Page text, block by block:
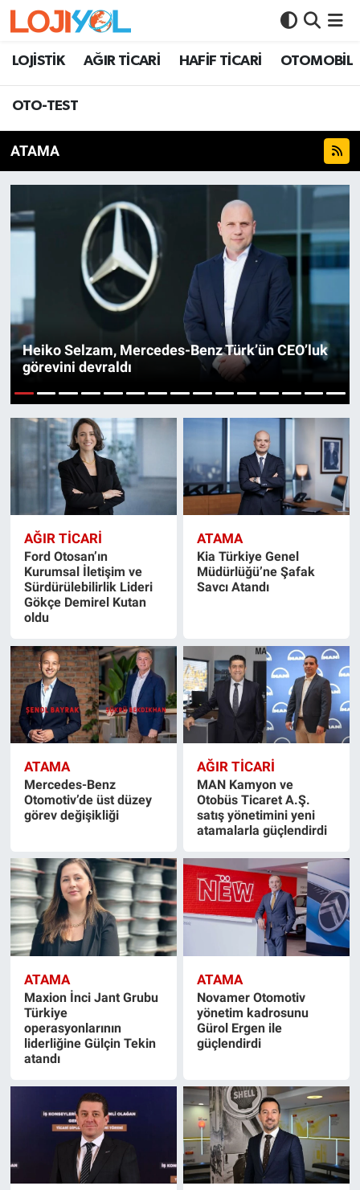
LOJİSTİK AĞIR TİCARİ HAFİF TİCARİ OTOMOBİL
OTO-TEST
ATAMA
Heiko Selzam, Mercedes-Benz Türk’ün CEO’luk
görevini devraldı
1
AĞIR TİCARİ
Ford Otosan’ın
Kurumsal İletişim ve
Sürdürülebilirlik Lideri
Gökçe Demirel Kutan
oldu
ATAMA
Kia Türkiye Genel
Müdürlüğü’ne Şafak
Savcı Atandı
ATAMA
Mercedes-Benz
Otomotiv’de üst düzey
görev değişikliği
AĞIR TİCARİ
MAN Kamyon ve
Otobüs Ticaret A.Ş.
satış yönetimini yeni
atamalarla güçlendirdi
ATAMA
Maxion İnci Jant Grubu
Türkiye
operasyonlarının
liderliğine Gülçin Tekin
atandı
ATAMA
Novamer Otomotiv
yönetim kadrosunu
Gürol Ergen ile
güçlendirdi
OTO-TEST